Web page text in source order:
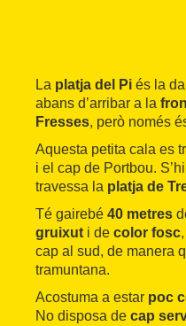
La platja del Pi és la
abans d’arribar a la
Fresses, però només
Aquesta petita cala es
i el cap de Portbou.
travessa la platja de
Té gairebé 40 metres
gruixut i de color fosc
cap al sud, de manera
tramuntana.
Acostuma a estar poc
No disposa de cap